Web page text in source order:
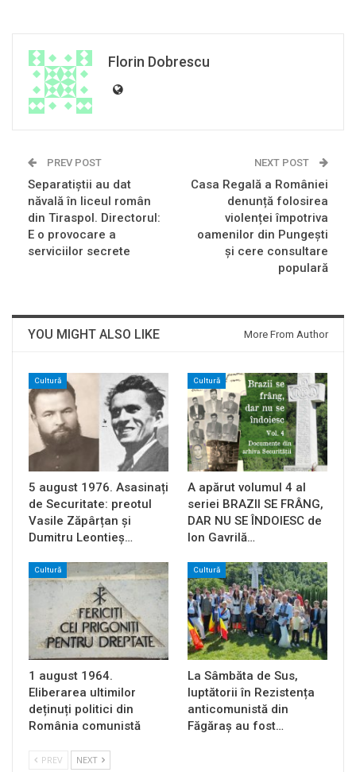
Florin Dobrescu
PREV POST
Separatiștii au dat
năvală în liceul român
din Tiraspol. Directorul:
E o provocare a
serviciilor secrete
NEXT POST
Casa Regală a României
denunță folosirea
violenței împotriva
oamenilor din Pungești
și cere consultare
populară
YOU MIGHT ALSO LIKE More From Author
Cultură
5 august 1976. Asasinați
de Securitate: preotul
Vasile Zăpârțan și
Dumitru Leontieș…
Cultură
A apărut volumul 4 al
seriei BRAZII SE FRÂNG,
DAR NU SE ÎNDOIESC de
Ion Gavrilă…
Cultură
1 august 1964.
Eliberarea ultimilor
deținuți politici din
România comunistă
Cultură
La Sâmbăta de Sus,
luptătorii în Rezistența
anticomunistă din
Făgăraș au fost…
PREV NEXT